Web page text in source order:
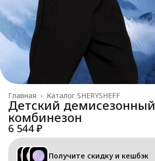
Каталог SHERYSHEFF
Главная ›
Детский демисезонный
комбинезон
6 544 ₽
Получите скидку и кешбэк